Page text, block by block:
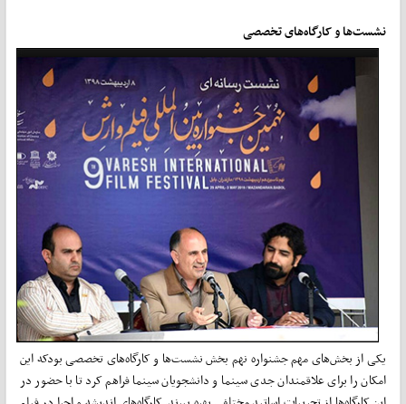
نشست‌ها و کارگاه‌های تخصصی
یکی از بخش‌های مهم جشنواره نهم بخش نشست‌ها و کارگاه‌های تخصصی بودکه این
امکان را برای علاقمندان جدی سینما و دانشجویان سینما فراهم کرد تا با حضور در